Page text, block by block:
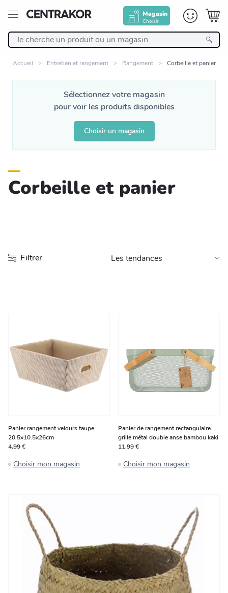
Magasin
Choisir
Nos Produits
Décoration
Linge de maison
Cuisine et art de la table
Salle de bain et beauté
Jardin et plein air
Accueil Entretien et rangement Rangement Corbeille et panier
Sélectionnez votre magasin
pour voir les produits disponibles
Choisir un magasin
Corbeille et panier
Filtrer
Panier rangement velours taupe
20.5x10.5x26cm
4,99 €
Choisir mon magasin
Panier de rangement rectangulaire
grille métal double anse bambou kaki
11,99 €
Choisir mon magasin